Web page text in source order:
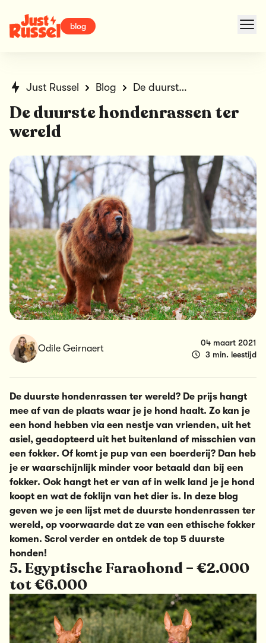
blog
Just Russel Blog De duurste hondenrassen ter wereld
De duurste hondenrassen ter
wereld
Odile Geirnaert
04 maart 2021
3 min. leestijd
De duurste hondenrassen ter wereld? De prijs hangt
mee af van de plaats waar je je hond haalt. Zo kan je
een hond hebben via een nestje van vrienden, uit het
asiel, geadopteerd uit het buitenland of misschien van
een fokker. Of komt je pup van een boerderij? Dan heb
je er waarschijnlijk minder voor betaald dan bij een
fokker. Ook hangt het er van af in welk land je je hond
koopt en wat de foklijn van het dier is. In deze blog
geven we je een lijst met de duurste hondenrassen ter
wereld, op voorwaarde dat ze van een ethische fokker
komen. Scrol verder en ontdek de top 5 duurste
honden!
5. Egyptische Faraohond – €2.000
tot €6.000